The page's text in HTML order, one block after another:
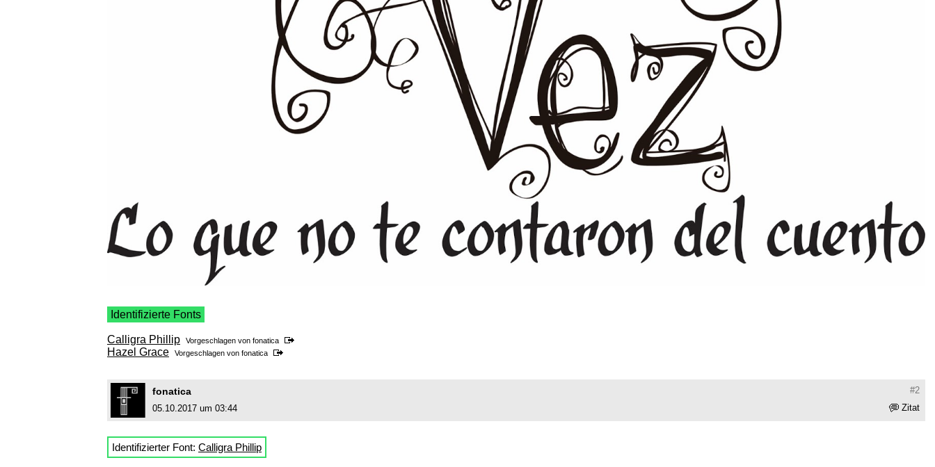
Identifizierte Fonts
Calligra Phillip Vorgeschlagen von fonatica
Hazel Grace Vorgeschlagen von fonatica
#2
fonatica
Zitat
05.10.2017 um 03:44
Identifizierter Font: Calligra Phillip